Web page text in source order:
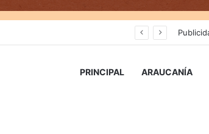
PRINCIPAL ARAUCANÍA